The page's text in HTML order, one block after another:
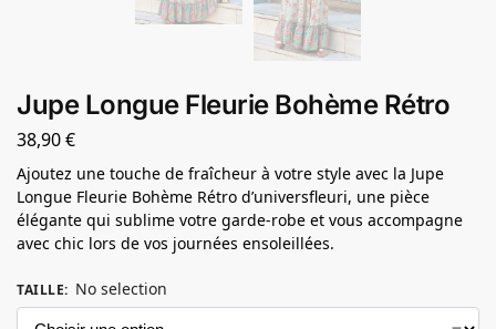
Jupe Longue Fleurie Bohème Rétro
38,90€
Ajoutez une touche de fraîcheur à votre style avec la Jupe
Longue Fleurie Bohème Rétro d’universfleuri, une pièce
élégante qui sublime votre garde-robe et vous accompagne
avec chic lors de vos journées ensoleillées.
TAILLE: No selection